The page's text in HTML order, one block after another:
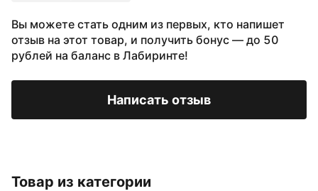
Вы можете стать одним из первых, кто напишет
отзыв на этот товар, и получить бонус — до 50
рублей на баланс в Лабиринте!
Написать отзыв
Товар из категории